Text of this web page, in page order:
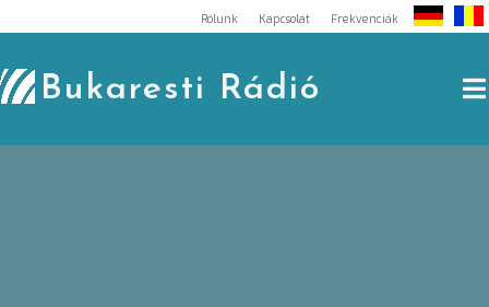
to
content
Rólunk Kapcsolat Frekvenciák
Bukaresti Rádió